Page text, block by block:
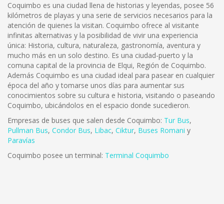
Coquimbo es una ciudad llena de historias y leyendas, posee 56
kilómetros de playas y una serie de servicios necesarios para la
atención de quienes la visitan. Coquimbo ofrece al visitante
infinitas alternativas y la posibilidad de vivir una experiencia
única: Historia, cultura, naturaleza, gastronomía, aventura y
mucho más en un solo destino. Es una ciudad-puerto y la
comuna capital de la provincia de Elqui, Región de Coquimbo.
Además Coquimbo es una ciudad ideal para pasear en cualquier
época del año y tomarse unos días para aumentar sus
conocimientos sobre su cultura e historia, visitando o paseando
Coquimbo, ubicándolos en el espacio donde sucedieron.
Empresas de buses que salen desde Coquimbo: Tur Bus,
Pullman Bus, Condor Bus, Libac, Ciktur, Buses Romani y
Paravías
Coquimbo posee un terminal: Terminal Coquimbo